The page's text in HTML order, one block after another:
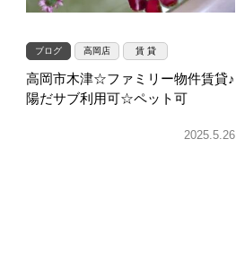
ブログ 高岡店 賃 貸
高岡市木津☆ファミリー物件賃貸♪
陽だサブ利用可☆ペット可
2025.5.26